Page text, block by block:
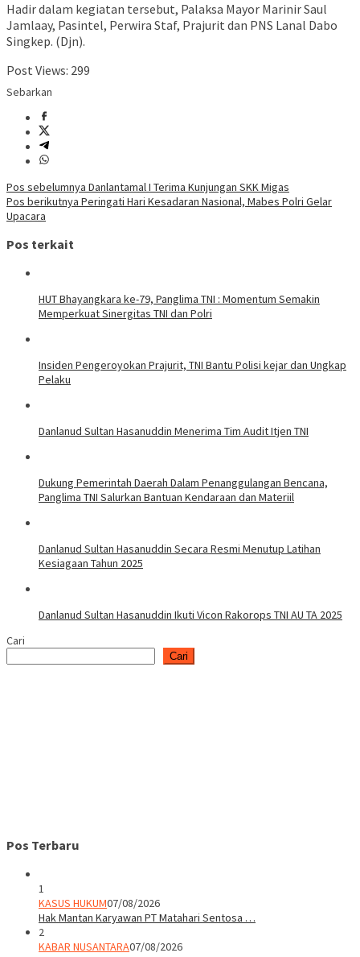
Hadir dalam kegiatan tersebut, Palaksa Mayor Marinir Saul
Jamlaay, Pasintel, Perwira Staf, Prajurit dan PNS Lanal Dabo
Singkep. (Djn).
Post Views: 299
Sebarkan
Navigasi
pos
Pos sebelumnya Danlantamal I Terima Kunjungan SKK Migas
Pos berikutnya Peringati Hari Kesadaran Nasional, Mabes Polri Gelar
Upacara
Pos terkait
HUT Bhayangkara ke-79, Panglima TNI : Momentum Semakin
Memperkuat Sinergitas TNI dan Polri
Insiden Pengeroyokan Prajurit, TNI Bantu Polisi kejar dan Ungkap
Pelaku
Danlanud Sultan Hasanuddin Menerima Tim Audit Itjen TNI
Dukung Pemerintah Daerah Dalam Penanggulangan Bencana,
Panglima TNI Salurkan Bantuan Kendaraan dan Materiil
Danlanud Sultan Hasanuddin Secara Resmi Menutup Latihan
Kesiagaan Tahun 2025
Danlanud Sultan Hasanuddin Ikuti Vicon Rakorops TNI AU TA 2025
Cari
Cari
Pos Terbaru
1
KASUS HUKUM07/08/2026
Hak Mantan Karyawan PT Matahari Sentosa …
2
KABAR NUSANTARA07/08/2026